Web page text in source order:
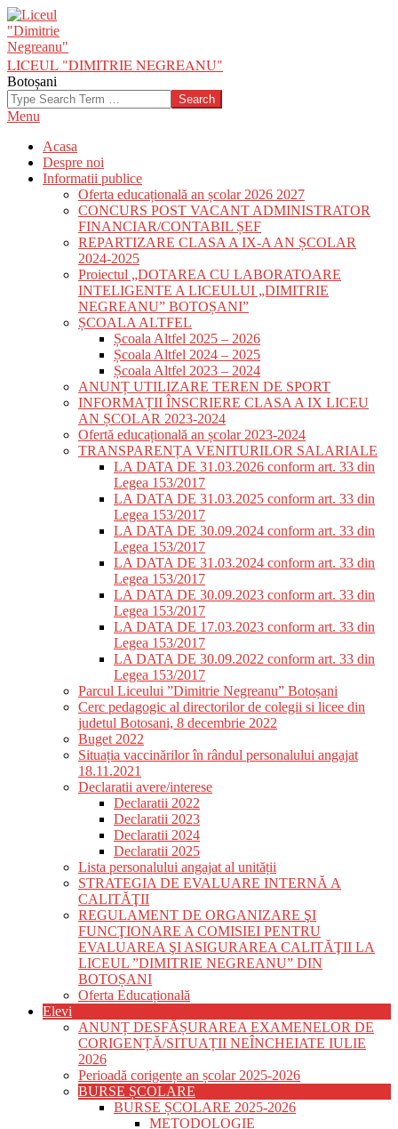
Skip
to
content
LICEUL "DIMITRIE NEGREANU"
Botoșani
Search
Primary
Menu
Menu
Acasa
Despre noi
Informatii publice
Oferta educațională an școlar 2026 2027
CONCURS POST VACANT ADMINISTRATOR
FINANCIAR/CONTABIL ȘEF
REPARTIZARE CLASA A IX-A AN ȘCOLAR
2024-2025
Proiectul „DOTAREA CU LABORATOARE
INTELIGENTE A LICEULUI „DIMITRIE
NEGREANU” BOTOȘANI”
ȘCOALA ALTFEL
Școala Altfel 2025 – 2026
Școala Altfel 2024 – 2025
Școala Altfel 2023 – 2024
ANUNȚ UTILIZARE TEREN DE SPORT
INFORMAȚII ÎNSCRIERE CLASA A IX LICEU
AN ȘCOLAR 2023-2024
Ofertă educațională an școlar 2023-2024
TRANSPARENȚA VENITURILOR SALARIALE
LA DATA DE 31.03.2026 conform art. 33 din
Legea 153/2017
LA DATA DE 31.03.2025 conform art. 33 din
Legea 153/2017
LA DATA DE 30.09.2024 conform art. 33 din
Legea 153/2017
LA DATA DE 31.03.2024 conform art. 33 din
Legea 153/2017
LA DATA DE 30.09.2023 conform art. 33 din
Legea 153/2017
LA DATA DE 17.03.2023 conform art. 33 din
Legea 153/2017
LA DATA DE 30.09.2022 conform art. 33 din
Legea 153/2017
Parcul Liceului ”Dimitrie Negreanu” Botoșani
Cerc pedagogic al directorilor de colegii si licee din
judetul Botosani, 8 decembrie 2022
Buget 2022
Situația vaccinărilor în rândul personalului angajat
18.11.2021
Declaratii avere/interese
Declaratii 2022
Declaratii 2023
Declaratii 2024
Declaratii 2025
Lista personalului angajat al unității
STRATEGIA DE EVALUARE INTERNĂ A
CALITĂŢII
REGULAMENT DE ORGANIZARE ŞI
FUNCŢIONARE A COMISIEI PENTRU
EVALUAREA ŞI ASIGURAREA CALITĂŢII LA
LICEUL ”DIMITRIE NEGREANU” DIN
BOTOȘANI
Oferta Educațională
Elevi
ANUNȚ DESFĂȘURAREA EXAMENELOR DE
CORIGENȚĂ/SITUAȚII NEÎNCHEIATE IULIE
2026
Perioadă corigențe an școlar 2025-2026
BURSE ȘCOLARE
BURSE ȘCOLARE 2025-2026
METODOLOGIE